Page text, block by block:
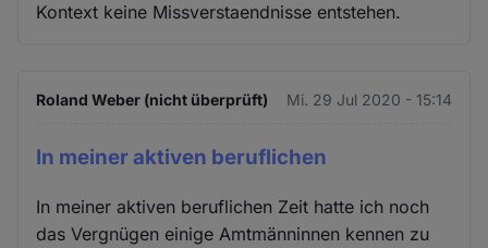
Kontext keine Missverstaendnisse entstehen.
Roland Weber (nicht überprüft) Mi. 29 Jul 2020 - 15:14
In meiner aktiven beruflichen
In meiner aktiven beruflichen Zeit hatte ich noch
das Vergnügen einige Amtmänninnen kennen zu